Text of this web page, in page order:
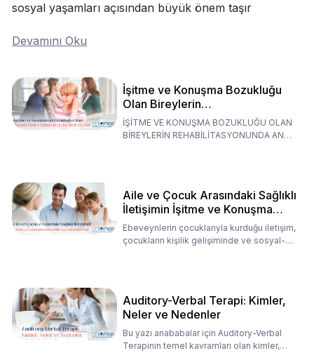
sosyal yaşamları açısından büyük önem taşır
Devamını Oku
İşitme ve Konuşma Bozukluğu
Olan Bireylerin
Rehabilitasyonunda Ana
Babaların Tutumları
İŞİTME VE KONUŞMA BOZUKLUĞU OLAN
BİREYLERİN REHABİLİTASYONUNDA ANA
Aile ve Çocuk Arasındaki Sağlıklı
İletişimin İşitme ve Konuşma
Rehabilitasyonundaki Rolü
Ebeveynlerin çocuklarıyla kurduğu iletişim,
çocukların kişilik gelişiminde ve sosyal-
Auditory-Verbal Terapi: Kimler,
Neler ve Nedenler
Bu yazı anababalar için Auditory-Verbal
Terapinin temel kavramları olan kimler,